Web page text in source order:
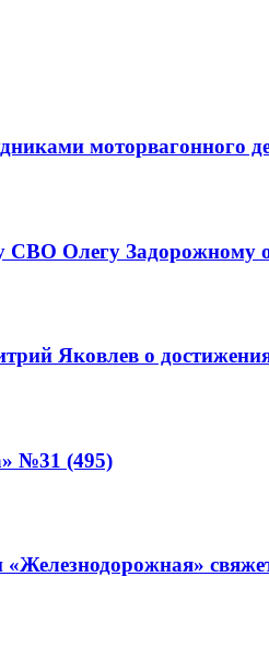
моторвагонного
СВО Олегу Задорожному
Яковлев о
№31 (495)